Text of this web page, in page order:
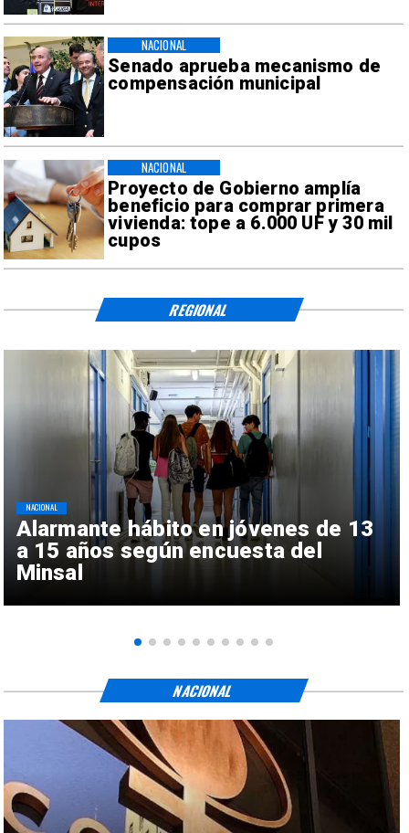
Senado aprueba mecanismo de
compensación municipal
NACIONAL
Proyecto de Gobierno amplía
beneficio para comprar primera
vivienda: tope a 6.000 UF y 30 mil
cupos
NACIONAL
Alarmante hábito en jóvenes de 13
a 15 años según encuesta del
Minsal
NACIONAL
REGIONAL
NACIONAL